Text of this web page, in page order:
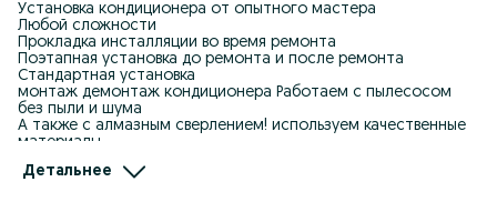
Установка кондиционера от опытного мастера
Любой сложности
Прокладка инсталляции во время ремонта
Поэтапная установка до ремонта и после ремонта
Стандартная установка
монтаж демонтаж кондиционера Работаем с пылесосом
без пыли и шума
А также с алмазным сверлением! используем качественные
материалы
Детальнее